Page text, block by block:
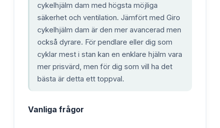
cykelhjälm dam med högsta möjliga
säkerhet och ventilation. Jämfört med Giro
cykelhjälm dam är den mer avancerad men
också dyrare. För pendlare eller dig som
cyklar mest i stan kan en enklare hjälm vara
mer prisvärd, men för dig som vill ha det
bästa är detta ett toppval.
Vanliga frågor